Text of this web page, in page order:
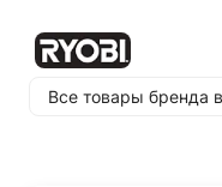
легко без
обеспечивает
Ryobi RCS3840T
Система запуска
Все товары бренда